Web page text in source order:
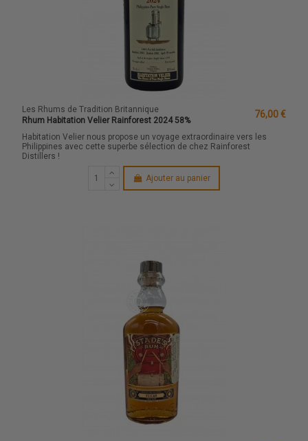
Les Rhums de Tradition Britannique
Rhum Habitation Velier Rainforest 2024 58%
76,00 €
Habitation Velier nous propose un voyage extraordinaire vers les
Philippines avec cette superbe sélection de chez Rainforest
Distillers !
Ajouter au panier